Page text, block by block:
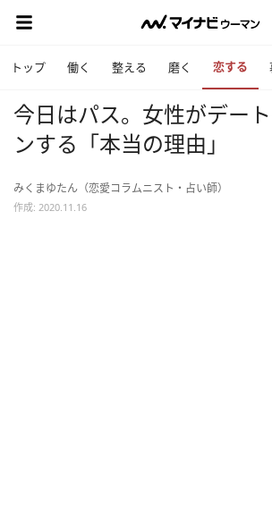
トップ 働く 整える 磨く 恋する
今日はパス。女性がデー
ンする「本当の理由」
みくまゆたん（恋愛コラムニスト・占い師）
作成: 2020.11.16